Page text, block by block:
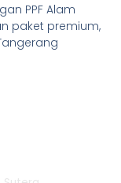
PPF Alam
paket premium,